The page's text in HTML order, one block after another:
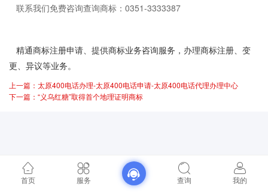
联系我们免费咨询查询商标：0351-3333387
精通商标注册申请、提供商标业务咨询服务，办理商标注册、变
更、异议等业务。
上一篇：太原400电话办理-太原400电话申请-太原400电话代理办理中心
下一篇：“义乌红糖”取得首个地理证明商标
首页 服务 查询 我的